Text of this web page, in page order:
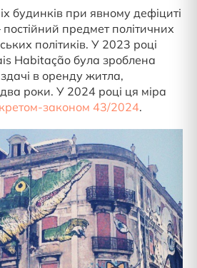
будинків при явному дефіциті
предмет політичних
політиків. У 2023 році
Habitação була зроблена
в оренду житла,
роки. У 2024 році ця міра
законом 43/2024.